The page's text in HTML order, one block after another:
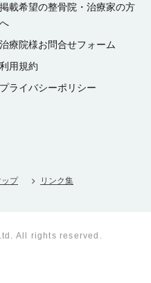
掲載希望の整⾻院・治療家の⽅
へ
治療院様お問合せフォーム
利⽤規約
プライバシーポリシー
プ リンク集
All rights reserved.